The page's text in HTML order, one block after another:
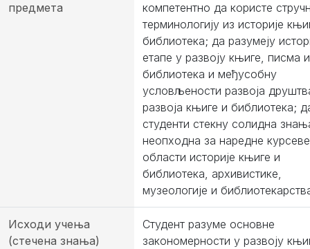
предмета
компетентно да користе
терминологију из историје
библиотека; да разумеју
етапе у развоју књиге, писма и
библиотека и међусобну
условљености развоја
развоја књиге и библиотека;
студенти стекну солидна
неопходна за наредне
области историје књиге и
библиотека, архивистике,
музеологије и
Исходи учења
(стечена знања)
Студент разуме основне
закономерности у развоју